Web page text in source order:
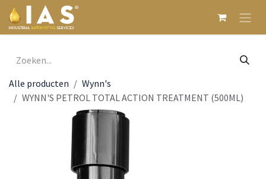
Overslaan naar inhoud
Alle producten
Wynn's
WYNN'S PETROL TOTAL ACTION TREATMENT (500ML)